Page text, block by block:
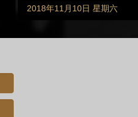
2018年11月10日 星期六